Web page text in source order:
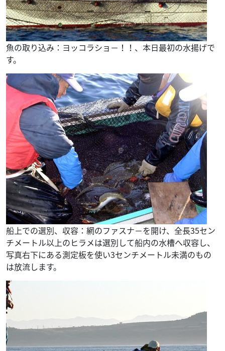
魚の取り込み：ヨッコラショ－！！、本日最初の水揚げで
す。
船上での選別、収容：網のファスナ－を開け、全長35セン
チメートル以上のヒラメは選別して船内の水槽へ収容し、
写真右下にある測定板を使い3センチメートル未満のもの
は放流します。